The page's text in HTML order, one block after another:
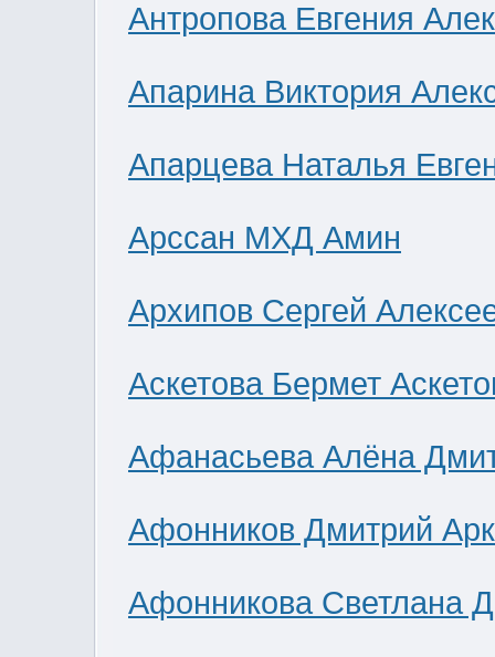
Антропова Евгения
Апарина Виктория
Апарцева Наталья
Арссан МХД Амин
Архипов Сергей
Аскетова Бермет
Афанасьева Алёна
Афонников Дмитрий
Афонникова Светлана